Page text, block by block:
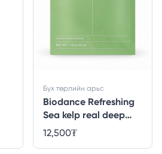
Biodance Refreshing
Sea kelp real deep
mask
Бүх төрлийн арьс
12,500₮